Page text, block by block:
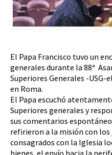
El Papa Francisco tuvo un
generales durante la 88ª
Superiores Generales -USG-
en Roma.
El Papa escuchó
Superiores generales y
sus comentarios
refirieron a la misión con los
consagrados con la Iglesia